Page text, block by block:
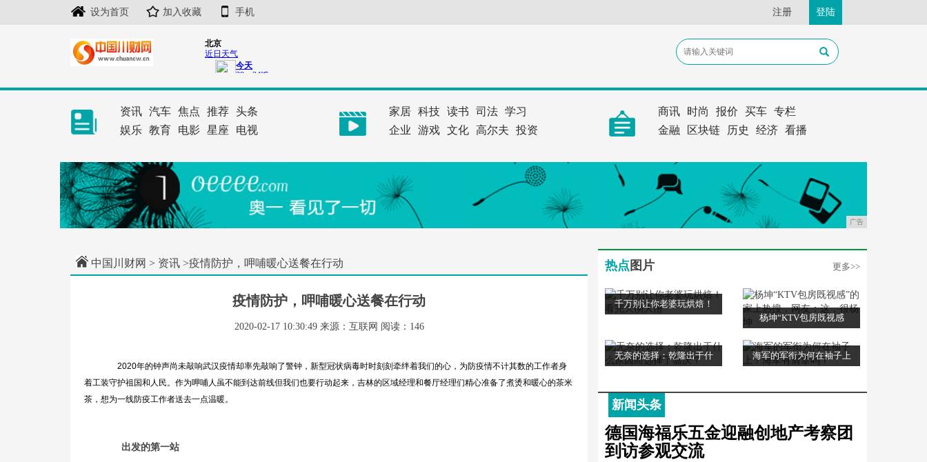
设为首页 加入收藏 手机 注册 登陆
资讯 汽车 焦点 推荐 头条
娱乐 教育 电影 星座 电视
家居 科技 读书 司法 学习
企业
游戏 文化 高尔夫 投资
商讯 时尚 报价 买车 专栏
金融
区块链 历史 经济 看播
广告
中国川财网 > 资讯 >疫情防护，呷哺暖心送餐在行动
疫情防护，呷哺暖心送餐在行动
2020-02-17 10:30:49 来源：互联网 阅读：146
2020年的钟声尚未敲响武汉疫情却率先敲响了警钟，新型冠状病毒时时刻刻牵绊着我们的心，为防疫情不计其数的工作者身
着工装守护祖国和人民。作为呷哺人虽不能到达前线但我们也要行动起来，吉林的区域经理和餐厅经理们精心准备了煮烫和暖心的茶米
茶，想为一线防疫工作者送去一点温暖。
出发的第一站
热点 图片 更多>>
千万别让你老婆玩烘焙！
杨坤“KTV包房既视感
无奈的选择：乾隆出于什 海军的军衔为何在袖子上
新闻头条
德国海福乐五金迎融创地产考察团
到访参观交流